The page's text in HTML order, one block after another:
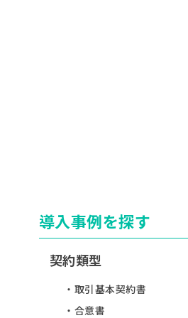
導入事例を探す
契約類型
取引基本契約書
合意書